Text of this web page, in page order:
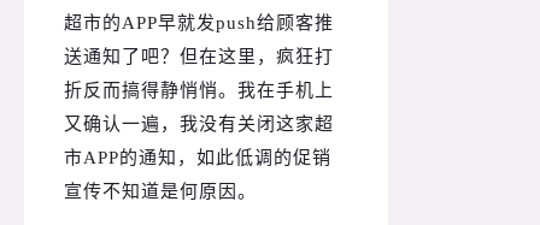
超市的APP早就发push给顾客推
送通知了吧？ 但在这里，疯狂打
折反而搞得静悄悄。 我在手机上
又确认一遍，我没有关闭这家超
市APP的通知，如此低调的促销
宣传不知道是何原因。